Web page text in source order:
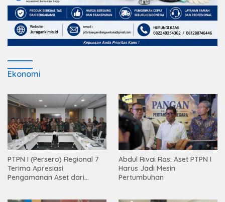
Ekonomi
PTPN I (Persero) Regional 7
Terima Apresiasi
Pengamanan Aset dari
Abdul Rivai Ras: Aset PTPN I
Harus Jadi Mesin
Pertumbuhan